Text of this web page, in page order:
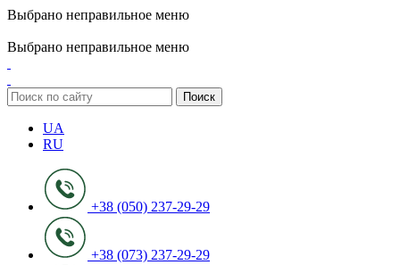
Выбрано неправильное меню
Выбрано неправильное меню
Поиск
UA
RU
+38 (050) 237-29-29
+38 (073) 237-29-29